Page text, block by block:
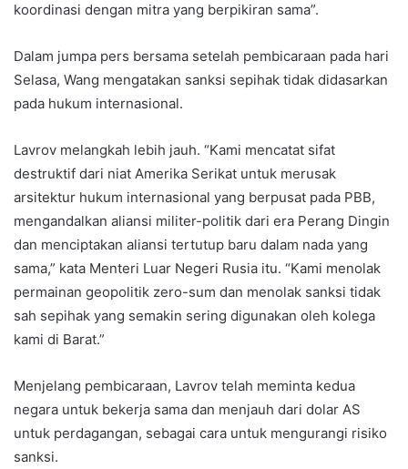
koordinasi dengan mitra yang berpikiran sama”.
Dalam jumpa pers bersama setelah pembicaraan pada hari
Selasa, Wang mengatakan sanksi sepihak tidak didasarkan
pada hukum internasional.
Lavrov melangkah lebih jauh. “Kami mencatat sifat
destruktif dari niat Amerika Serikat untuk merusak
arsitektur hukum internasional yang berpusat pada PBB,
mengandalkan aliansi militer-politik dari era Perang Dingin
dan menciptakan aliansi tertutup baru dalam nada yang
sama,” kata Menteri Luar Negeri Rusia itu. “Kami menolak
permainan geopolitik zero-sum dan menolak sanksi tidak
sah sepihak yang semakin sering digunakan oleh kolega
kami di Barat.”
Menjelang pembicaraan, Lavrov telah meminta kedua
negara untuk bekerja sama dan menjauh dari dolar AS
untuk perdagangan, sebagai cara untuk mengurangi risiko
sanksi.